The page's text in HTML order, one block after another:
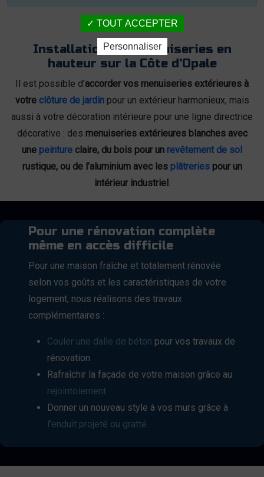
Installation des menuiseries en
hauteur sur la Côte d'Opale
Il est possible d’accorder vos menuiseries extérieures à
votre clôture de jardinpour un extérieur harmonieux, mais
aussi à votre décoration intérieure pour une ligne directrice
décorative : des menuiseries extérieures blanches avec
une peinture claire, du bois pour un revêtement de sol
rustique, ou de l’aluminium avec les plâtreriespour un
intérieur industriel
Pour une rénovation complète
même en accès difficile
Pour une maison fraîche et totalement rénovée
selon vos goûts et les caractéristiques de votre
logement, nous réalisons des travaux
complémentaires :
Couler une dalle de béton pour vos travaux de
rénovation
Rafraîchir la façade de votre maison grâce au
rejointoiement
Donner un nouveau style à vos murs grâce à
l’enduit projeté ou gratté
TOUT ACCEPTER
Personnaliser